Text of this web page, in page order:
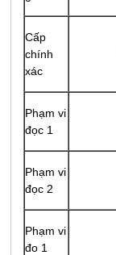
Cấp
chính
xác
Phạm vi
đọc 1
Phạm vi
đọc 2
Phạm vi
đo 1